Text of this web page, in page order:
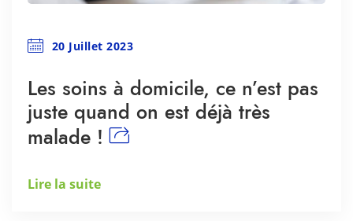
20 Juillet 2023
Les soins à domicile, ce n’est pas
juste quand on est déjà très
malade !
Lire la suite